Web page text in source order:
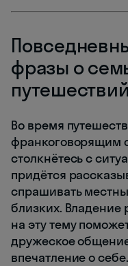
фразы о
путешествий
Во время
франкоговорящим
столкнётесь с
придётся
спрашивать
близких.
на эту тему
дружеское
впечатление о